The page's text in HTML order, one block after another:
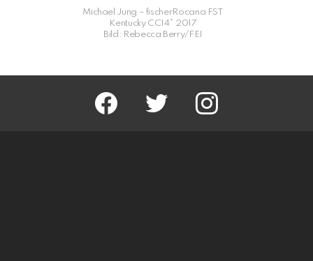
Michael Jung – fischerRocana FST
Kentucky CCI4* 2017
Bild: Rebecca Berry/FEI
facebook twitter instagram